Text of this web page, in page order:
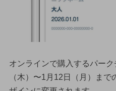
オンラインで購入するパー
（木）〜1月12日（月）ま